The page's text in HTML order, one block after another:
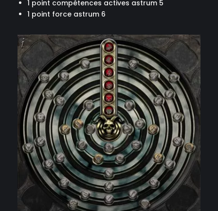
1 point compétences actives astrum 5
1 point force astrum 6